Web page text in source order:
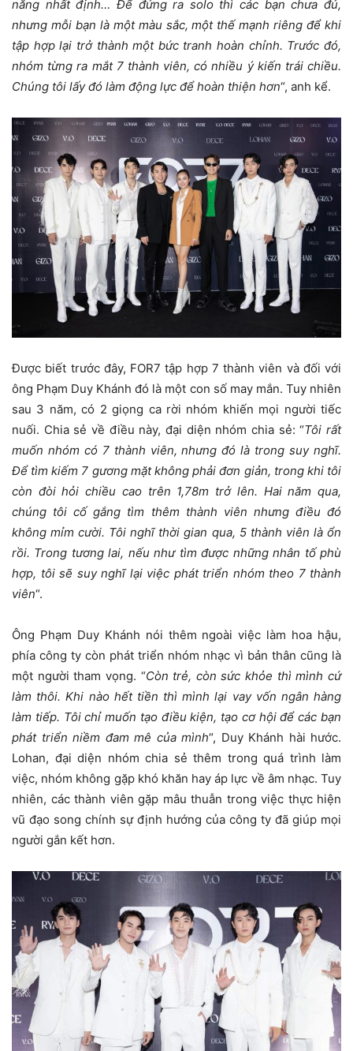
năng nhất định… Để đứng ra solo thì các bạn chưa đủ,
nhưng mỗi bạn là một màu sắc, một thế mạnh riêng để khi
tập hợp lại trở thành một bức tranh hoàn chỉnh. Trước đó,
nhóm từng ra mắt 7 thành viên, có nhiều ý kiến trái chiều.
Chúng tôi lấy đó làm động lực để hoàn thiện hơn“, anh kể.
Được biết trước đây, FOR7 tập hợp 7 thành viên và đối với
ông Phạm Duy Khánh đó là một con số may mắn. Tuy nhiên
sau 3 năm, có 2 giọng ca rời nhóm khiến mọi người tiếc
nuối. Chia sẻ về điều này, đại diện nhóm chia sẻ: “Tôi rất
muốn nhóm có 7 thành viên, nhưng đó là trong suy nghĩ.
Để tìm kiếm 7 gương mặt không phải đơn giản, trong khi tôi
còn đòi hỏi chiều cao trên 1,78m trở lên. Hai năm qua,
chúng tôi cố gắng tìm thêm thành viên nhưng điều đó
không mỉm cười. Tôi nghĩ thời gian qua, 5 thành viên là ổn
rồi. Trong tương lai, nếu như tìm được những nhân tố phù
hợp, tôi sẽ suy nghĩ lại việc phát triển nhóm theo 7 thành
viên“.
Ông Phạm Duy Khánh nói thêm ngoài việc làm hoa hậu,
phía công ty còn phát triển nhóm nhạc vì bản thân cũng là
một người tham vọng. “Còn trẻ, còn sức khỏe thì mình cứ
làm thôi. Khi nào hết tiền thì mình lại vay vốn ngân hàng
làm tiếp. Tôi chỉ muốn tạo điều kiện, tạo cơ hội để các bạn
phát triển niềm đam mê của mình“, Duy Khánh hài hước.
Lohan, đại diện nhóm chia sẻ thêm trong quá trình làm
việc, nhóm không gặp khó khăn hay áp lực về âm nhạc. Tuy
nhiên, các thành viên gặp mâu thuẫn trong việc thực hiện
vũ đạo song chính sự định hướng của công ty đã giúp mọi
người gắn kết hơn.